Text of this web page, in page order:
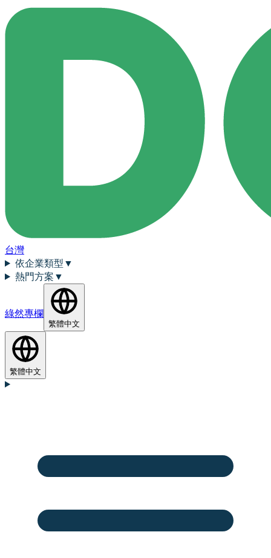
台灣
依企業類型 ▼
熱門方案 ▼
綠然專欄
繁體中文
繁體中文